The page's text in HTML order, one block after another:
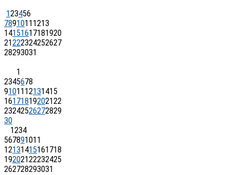
123456
7891011 1213
14151617181920
21222324252627
28293031
1
2345678
91011 12131415
16171819202122
23242526272829
30
1234
567891011
12131415161718
19202122232425
262728293031